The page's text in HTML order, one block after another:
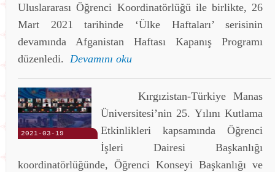
Uluslararası Öğrenci Koordinatörlüğü ile birlikte, 26
Mart 2021 tarihinde ‘Ülke Haftaları’ serisinin
devamında Afganistan Haftası Kapanış Programı
düzenledi. Devamını oku
2021-03-19
Kırgızistan-Türkiye Manas
Üniversitesi’nin 25. Yılını Kutlama
Etkinlikleri kapsamında Öğrenci
İşleri Dairesi Başkanlığı
koordinatörlüğünde, Öğrenci Konseyi Başkanlığı ve